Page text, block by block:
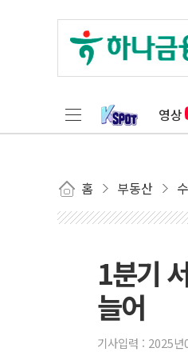
영상
홈 부동산
1분기
늘어
기사입력 : 2025년